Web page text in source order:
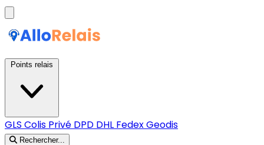
GLS Colis Privé DPD DHL FedexGeodis
Rechercher...